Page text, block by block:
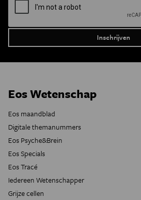
Eos Wetenschap
Eos maandblad
Digitale themanummers
Eos Psyche&Brein
Eos Specials
Eos Tracé
Iedereen Wetenschapper
Grijze cellen